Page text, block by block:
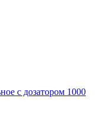
с дозатором 1000